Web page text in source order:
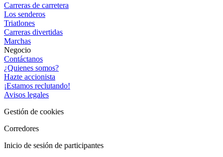
Carreras de carretera
Los senderos
Triatlones
Carreras divertidas
Marchas
Negocio
Contáctanos
¿Quienes somos?
Hazte accionista
¡Estamos reclutando!
Avisos legales
Gestión de cookies
Corredores
Inicio de sesión de participantes